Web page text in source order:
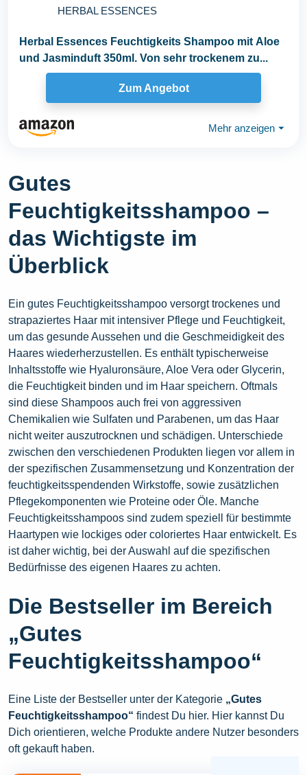
HERBAL ESSENCES
Herbal Essences Feuchtigkeits Shampoo mit Aloe
und Jasminduft 350ml. Von sehr trockenem zu...
Zum Angebot
Mehr anzeigen ⏷
Gutes
Feuchtigkeitsshampoo –
das Wichtigste im
Überblick
Ein gutes Feuchtigkeitsshampoo versorgt trockenes und
strapaziertes Haar mit intensiver Pflege und Feuchtigkeit,
um das gesunde Aussehen und die Geschmeidigkeit des
Haares wiederherzustellen. Es enthält typischerweise
Inhaltsstoffe wie Hyaluronsäure, Aloe Vera oder Glycerin,
die Feuchtigkeit binden und im Haar speichern. Oftmals
sind diese Shampoos auch frei von aggressiven
Chemikalien wie Sulfaten und Parabenen, um das Haar
nicht weiter auszutrocknen und schädigen. Unterschiede
zwischen den verschiedenen Produkten liegen vor allem in
der spezifischen Zusammensetzung und Konzentration der
feuchtigkeitsspendenden Wirkstoffe, sowie zusätzlichen
Pflegekomponenten wie Proteine oder Öle. Manche
Feuchtigkeitsshampoos sind zudem speziell für bestimmte
Haartypen wie lockiges oder coloriertes Haar entwickelt. Es
ist daher wichtig, bei der Auswahl auf die spezifischen
Bedürfnisse des eigenen Haares zu achten.
Die Bestseller im Bereich
„Gutes
Feuchtigkeitsshampoo“
Eine Liste der Bestseller unter der Kategorie „Gutes
Feuchtigkeitsshampoo“ findest Du hier. Hier kannst Du
Dich orientieren, welche Produkte andere Nutzer besonders
oft gekauft haben.